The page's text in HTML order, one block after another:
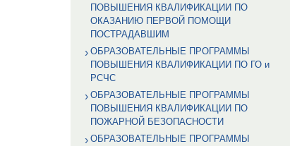
ПОВЫШЕНИЯ КВАЛИФИКАЦИИ ПО
ОКАЗАНИЮ ПЕРВОЙ ПОМОЩИ
ПОСТРАДАВШИМ
ОБРАЗОВАТЕЛЬНЫЕ ПРОГРАММЫ
ПОВЫШЕНИЯ КВАЛИФИКАЦИИ ПО ГО и
РСЧС
ОБРАЗОВАТЕЛЬНЫЕ ПРОГРАММЫ
ПОВЫШЕНИЯ КВАЛИФИКАЦИИ ПО
ПОЖАРНОЙ БЕЗОПАСНОСТИ
ОБРАЗОВАТЕЛЬНЫЕ ПРОГРАММЫ